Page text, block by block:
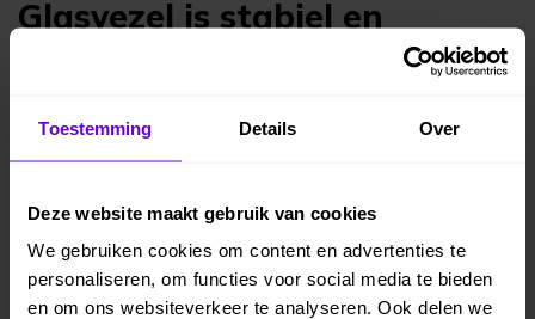
Toestemming Details Over
Deze website maakt gebruik van cookies
We gebruiken cookies om content en advertenties te
personaliseren, om functies voor social media te bieden
en om ons websiteverkeer te analyseren. Ook delen we
Glasvezel is stabiel en
veiliger is, is het ook nog eens zo dat een
Dat helpt je medewerkers niet alleen om hun taken
snel en efficient uit te voeren, maar het geeft ook een
grote bijdrage aan het beveiligen van het bedrijf.
Immers, als het netwerk stabiel en betrouwbaar is,